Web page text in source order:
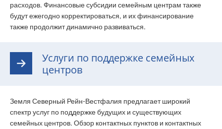
расходов. Финансовые субсидии семейным центрам также
будут ежегодно корректироваться, и их финансирование
также продолжит динамично развиваться.
Услуги по поддержке семейных
центров
Земля Северный Рейн-Вестфалия предлагает широкий
спектр услуг по поддержке будущих и существующих
семейных центров. Обзор контактных пунктов и контактных